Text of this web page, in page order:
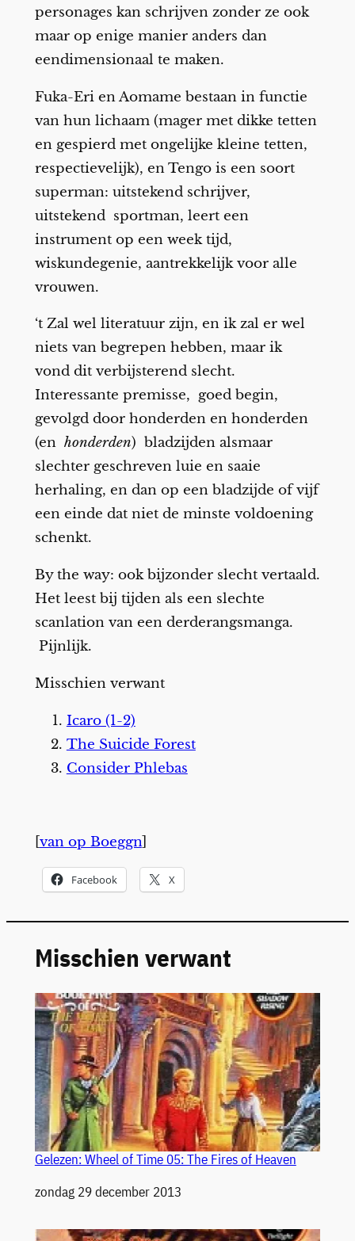
personages kan schrijven zonder ze ook
maar op enige manier anders dan
eendimensionaal te maken.
Fuka-Eri en Aomame bestaan in functie
van hun lichaam (mager met dikke tetten
en gespierd met ongelijke kleine tetten,
respectievelijk), en Tengo is een soort
superman: uitstekend schrijver,
uitstekend sportman, leert een
instrument op een week tijd,
wiskundegenie, aantrekkelijk voor alle
vrouwen.
‘t Zal wel literatuur zijn, en ik zal er wel
niets van begrepen hebben, maar ik
vond dit verbijsterend slecht.
Interessante premisse, goed begin,
gevolgd door honderden en honderden
(en honderden) bladzijden alsmaar
slechter geschreven luie en saaie
herhaling, en dan op een bladzijde of vijf
een einde dat niet de minste voldoening
schenkt.
By the way: ook bijzonder slecht vertaald.
Het leest bij tijden als een slechte
scanlation van een derderangsmanga.
Pijnlijk.
Misschien verwant
Icaro (1-2)
The Suicide Forest
Consider Phlebas
van op Boeggn]
Facebook X
Misschien verwant
Gelezen: Wheel of Time 05: The Fires of Heaven
Datum
zondag 29 december 2013